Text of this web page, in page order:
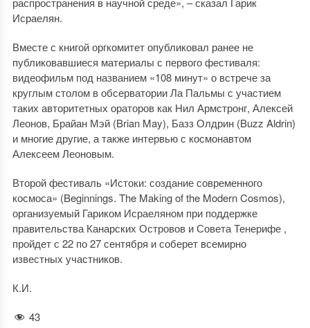
Исраелян.
Вместе с книгой оргкомитет опубликовал ранее не
публиковавшиеся материалы с первого фестиваля:
видеофильм под названием «108 минут» о встрече за
круглым столом в обсерватории Ла Пальмы с участием
таких авторитетных ораторов как Нил Армстронг, Алексей
Леонов, Брайан Мэй (Brian May), Базз Олдрин (Buzz Aldrin)
и многие другие, а также интервью с космонавтом
Алексеем Леоновым.
Второй фестиваль «Истоки: создание современного
космоса» (Beginnings. The Making of the Modern Cosmos),
организуемый Гариком Исраеляном при поддержке
правительства Канарских Островов и Совета Тенерифе ,
пройдет с 22 по 27 сентября и соберет всемирно
известных участников.
К.И.
43